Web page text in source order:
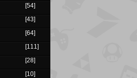
[54]
[43]
[64]
[111]
[28]
[10]